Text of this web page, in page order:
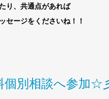
り 、共通点があれば
セージをくださいね！！
個別相談へ参加☆